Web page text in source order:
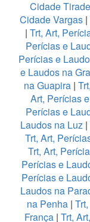
Cidade
Cidade Vargas |
| Trt, Art,
Perícias e
Perícias e
e Laudos na
na Guapira|
Art, Perícias
Perícias e
Laudos na Luz|
Trt, Art,
Trt, Art,
Perícias e
Perícias e
Laudos na
na Penha |
França | Trt,